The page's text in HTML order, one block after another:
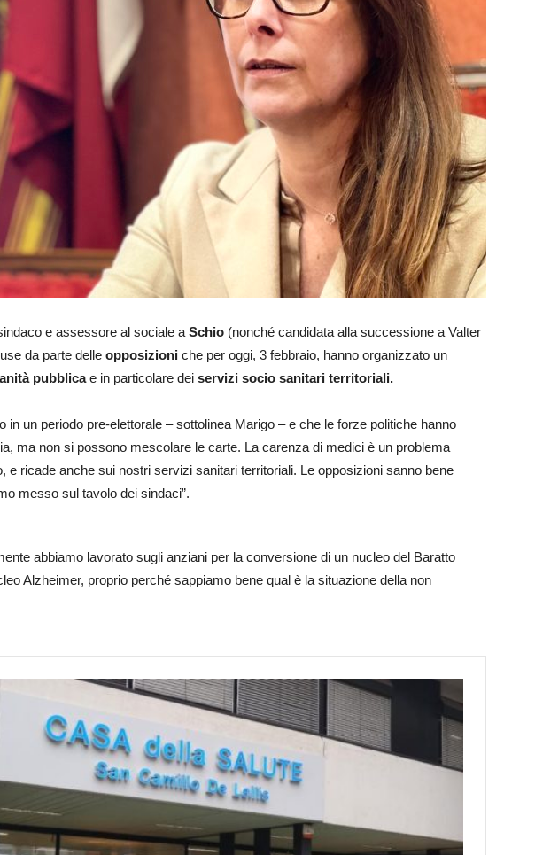
e assessore al sociale a Schio (nonché candidata alla successione a Valter
da parte delle opposizioni che per oggi, 3 febbraio, hanno organizzato un
pubblicae in particolare dei servizi socio sanitari territoriali.
in un periodo pre-elettorale – sottolinea Marigo – e che le forze politiche hanno
ma non si possono mescolare le carte. La carenza di medici è un problema
e ricade anche sui nostri servizi sanitari territoriali. Le opposizioni sanno bene
messo sul tavolo dei sindaci”.
abbiamo lavorato sugli anziani per la conversione di un nucleo del Baratto
Alzheimer, proprio perché sappiamo bene qual è la situazione della non